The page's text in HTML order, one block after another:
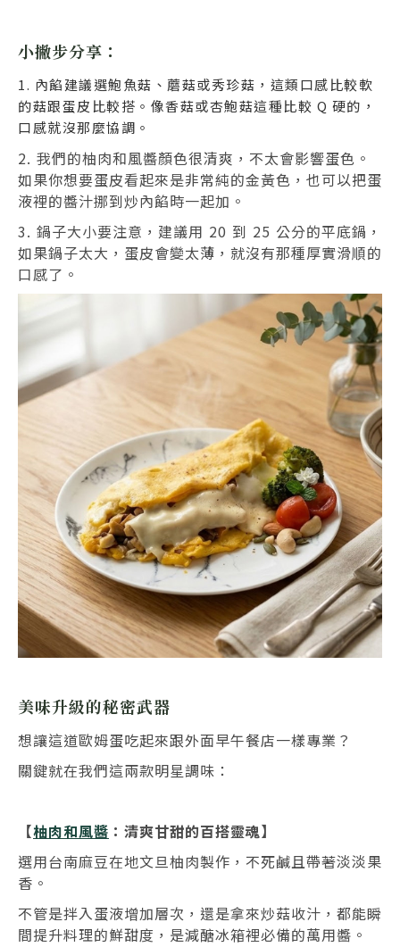
小撇步分享：
1. 內餡建議選鮑魚菇、蘑菇或秀珍菇，這類口感比較軟
的菇跟蛋皮比較搭。像香菇或杏鮑菇這種比較 Q 硬的，
口感就沒那麼協調。
2. 我們的柚肉和風醬顏色很清爽，不太會影響蛋色。
如果你想要蛋皮看起來是非常純的金黃色，也可以把蛋
液裡的醬汁挪到炒內餡時一起加。
3. 鍋子大小要注意，建議用 20 到 25 公分的平底鍋，
如果鍋子太大，蛋皮會變太薄，就沒有那種厚實滑順的
口感了。
美味升級的秘密武器
想讓這道歐姆蛋吃起來跟外面早午餐店一樣專業？
關鍵就在我們這兩款明星調味：
【柚肉和風醬 ：清爽甘甜的百搭靈魂】
選用台南麻豆在地文旦柚肉製作，不死鹹且帶著淡淡果
香。
不管是拌入蛋液增加層次，還是拿來炒菇收汁，都能瞬
間提升料理的鮮甜度，是減醣冰箱裡必備的萬用醬。